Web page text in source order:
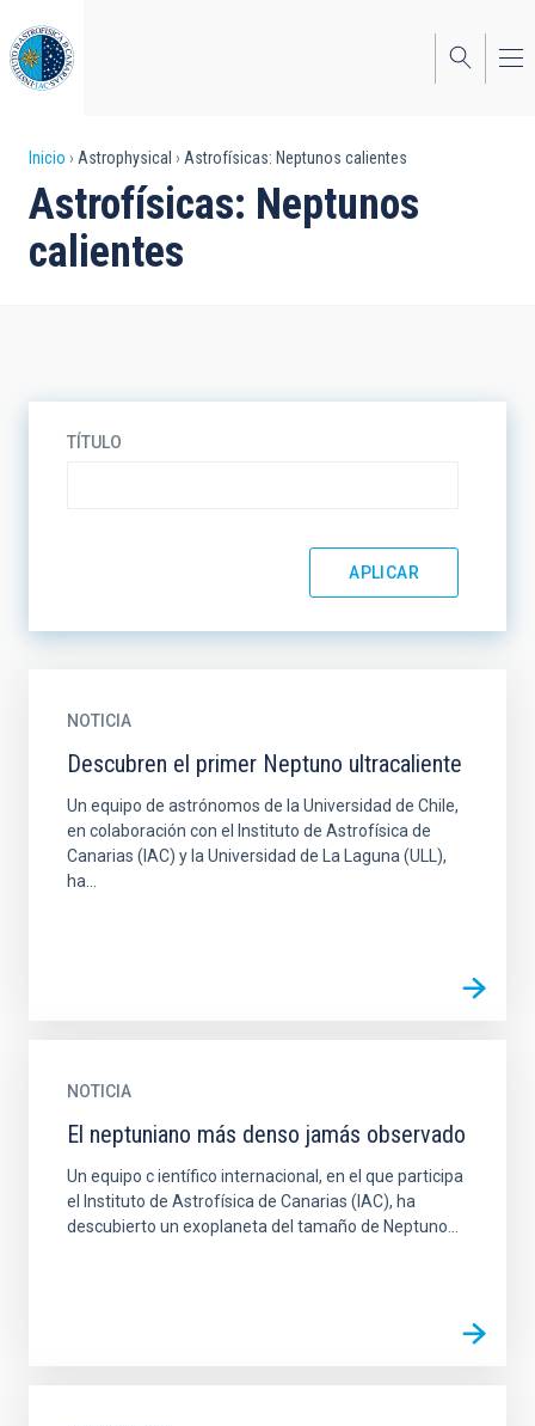
al
contenido
principal
Sobrescribir
enlaces
de
Inicio Astrophysical Astrofísicas: Neptunos calientes
Astrofísicas: Neptunos
calientes
TÍTULO
NOTICIA
Descubren el primer Neptuno ultracaliente
Un equipo de astrónomos de la Universidad de Chile,
en colaboración con el Instituto de Astrofísica de
Canarias (IAC) y la Universidad de La Laguna (ULL),
ha...
NOTICIA
El neptuniano más denso jamás observado
Un equipo c ientífico internacional, en el que participa
el Instituto de Astrofísica de Canarias (IAC), ha
descubierto un exoplaneta del tamaño de Neptuno...